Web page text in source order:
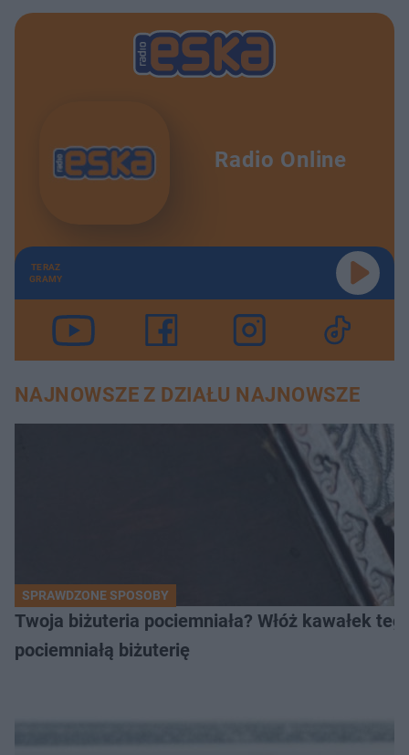
Radio Online
TERAZ
GRAMY
NAJNOWSZE Z DZIAŁU NAJNOWSZE
SPRAWDZONE SPOSOBY
Twoja biżuteria pociemniała? Włóż kawałek
pociemniałą biżuterię